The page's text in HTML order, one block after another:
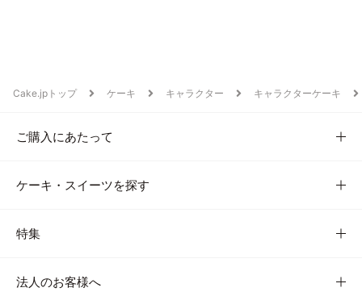
Cake.jpトップ ケーキ キャラクター キャラクターケーキ
ご購入にあたって
ケーキ・スイーツを探す
特集
法人のお客様へ